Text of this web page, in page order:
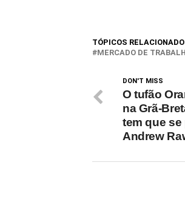
TÓPICOS
MERCADO DE
DON'T MISS
O tufão
na Grã-
tem que se
Andrew